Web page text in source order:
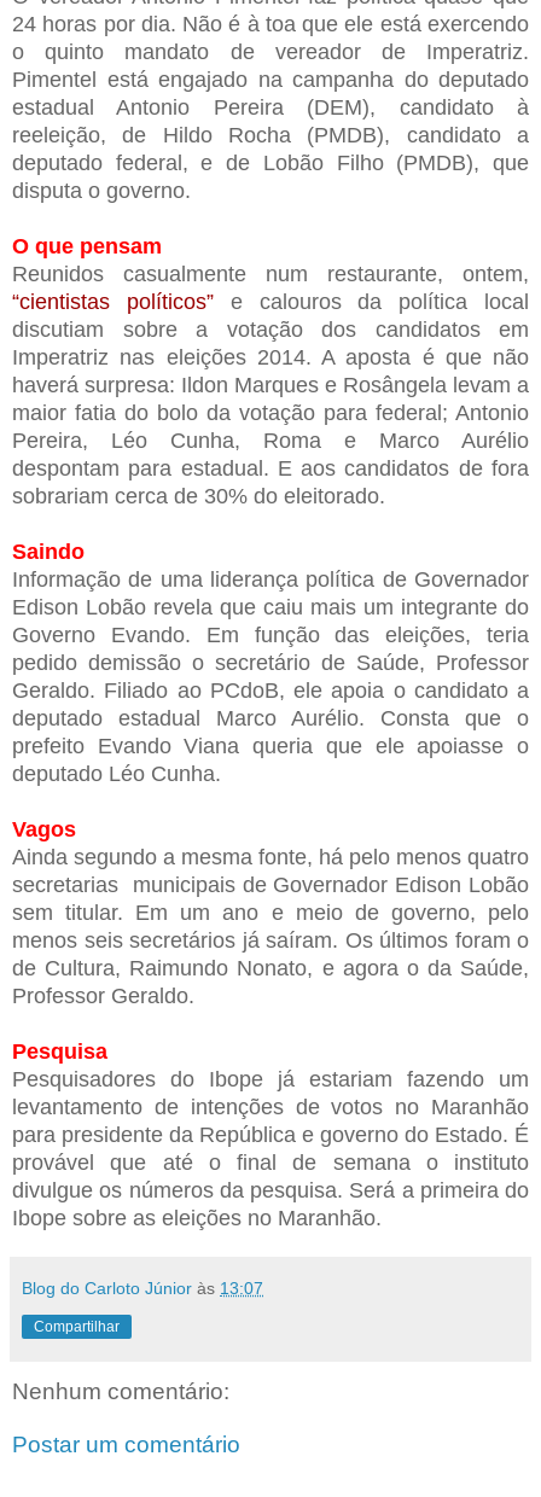
24 horas por dia. Não é à toa que ele está exercendo
o quinto mandato de vereador de Imperatriz.
Pimentel está engajado na campanha do deputado
estadual Antonio Pereira (DEM), candidato à
reeleição, de Hildo Rocha (PMDB), candidato a
deputado federal, e de Lobão Filho (PMDB), que
disputa o governo.
O que pensam
Reunidos casualmente num restaurante, ontem,
“cientistas políticos”e calouros da política local
discutiam sobre a votação dos candidatos em
Imperatriz nas eleições 2014. A aposta é que não
haverá surpresa: Ildon Marques e Rosângela levam a
maior fatia do bolo da votação para federal; Antonio
Pereira, Léo Cunha, Roma e Marco Aurélio
despontam para estadual. E aos candidatos de fora
sobrariam cerca de 30% do eleitorado.
Saindo
Informação de uma liderança política de Governador
Edison Lobão revela que caiu mais um integrante do
Governo Evando. Em função das eleições, teria
pedido demissão o secretário de Saúde, Professor
Geraldo. Filiado ao PCdoB, ele apoia o candidato a
deputado estadual Marco Aurélio. Consta que o
prefeito Evando Viana queria que ele apoiasse o
deputado Léo Cunha.
Vagos
Ainda segundo a mesma fonte, há pelo menos quatro
secretarias municipais de Governador Edison Lobão
sem titular. Em um ano e meio de governo, pelo
menos seis secretários já saíram. Os últimos foram o
de Cultura, Raimundo Nonato, e agora o da Saúde,
Professor Geraldo.
Pesquisa
Pesquisadores do Ibope já estariam fazendo um
levantamento de intenções de votos no Maranhão
para presidente da República e governo do Estado. É
provável que até o final de semana o instituto
divulgue os números da pesquisa. Será a primeira do
Ibope sobre as eleições no Maranhão.
Blog do Carloto Júnior às 13:07
Compartilhar
Nenhum comentário:
Postar um comentário